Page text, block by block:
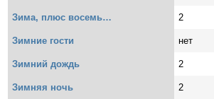
Зима, плюс восемь… 2
Зимние гости нет
Зимний дождь 2
Зимняя ночь 2